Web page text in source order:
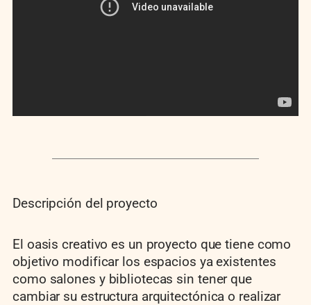
Descripción del proyecto
El oasis creativo es un proyecto que tiene como
objetivo modificar los espacios ya existentes
como salones y bibliotecas sin tener que
cambiar su estructura arquitectónica o realizar